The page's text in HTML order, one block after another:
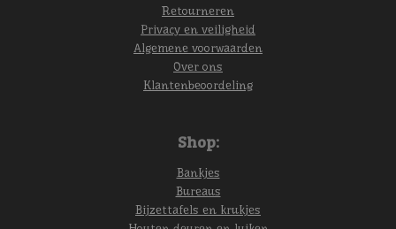
Retourneren
Privacy en veiligheid
Algemene voorwaarden
Over ons
Klantenbeoordeling
Shop:
Bankjes
Bureaus
Bijzettafels en krukjes